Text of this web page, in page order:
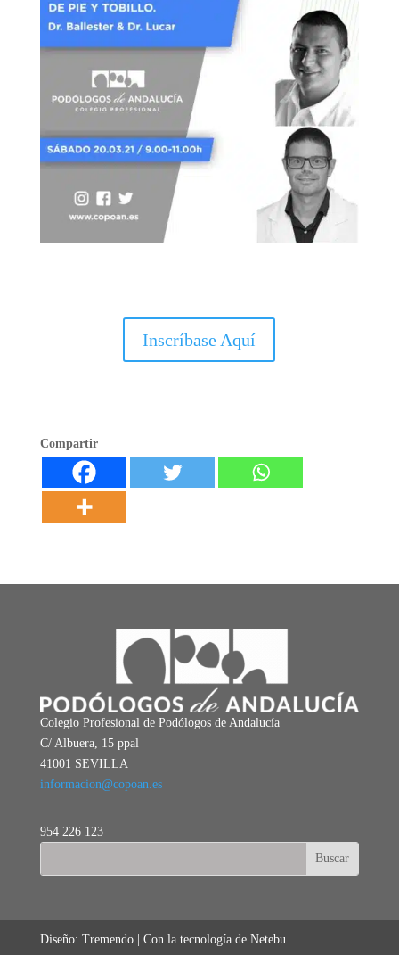
Inscríbase Aquí
Compartir
Colegio Profesional de Podólogos de Andalucía
C/ Albuera, 15 ppal
41001 SEVILLA
informacion@copoan.es
954 226 123
Diseño: Tremendo | Con la tecnología de Netebu